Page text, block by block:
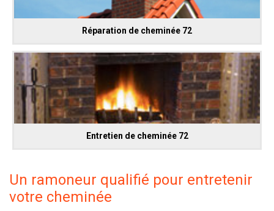
Réparation de cheminée 72
Entretien de cheminée 72
Un ramoneur qualifié pour entretenir
votre cheminée